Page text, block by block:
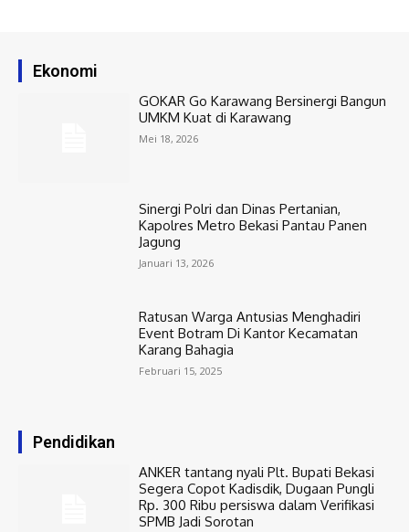
Ekonomi
GOKAR Go Karawang Bersinergi Bangun
UMKM Kuat di Karawang
Mei 18, 2026
Sinergi Polri dan Dinas Pertanian,
Kapolres Metro Bekasi Pantau Panen
Jagung
Januari 13, 2026
Ratusan Warga Antusias Menghadiri
Event Botram Di Kantor Kecamatan
Karang Bahagia
Februari 15, 2025
Pendidikan
ANKER tantang nyali Plt. Bupati Bekasi
Segera Copot Kadisdik, Dugaan Pungli
Rp. 300 Ribu persiswa dalam Verifikasi
SPMB Jadi Sorotan